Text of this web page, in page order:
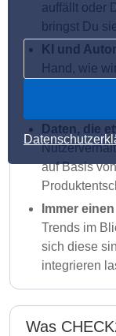
auffällt oder
bringst Du
KI und
Hand, wie
arbeitest
Daten, die
auf Basis
Immer
Trends im
sich diese
integrieren
Was